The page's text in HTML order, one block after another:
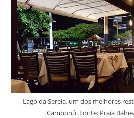
Lago da Sereia, um dos melhores
Camboriú. Fonte: Praia